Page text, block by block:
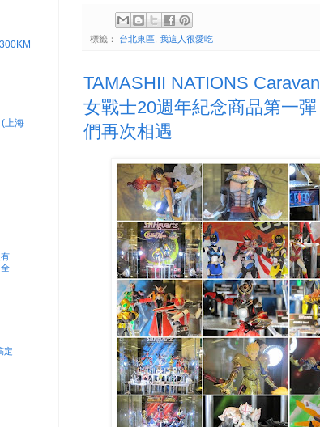
標籤： 台北東區, 我這人很愛吃
TAMASHII NATIONS
女戰士20週年紀念商品第一
們再次相遇
上海
定